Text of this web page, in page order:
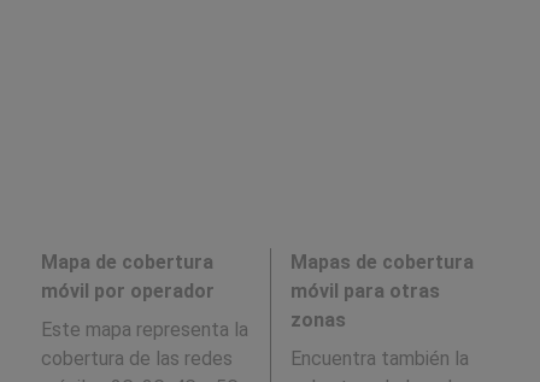
Mapa de cobertura
móvil por operador
Este mapa representa la
cobertura de las redes
Mapas de cobertura
móvil para otras
zonas
Encuentra también la